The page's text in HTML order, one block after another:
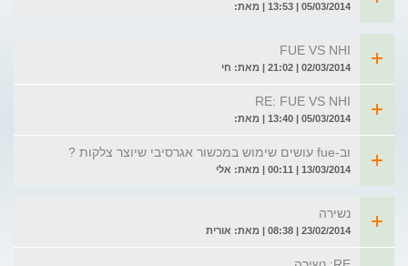
05/03/2014 | 13:53 | מאת:
FUE VS NHI
02/03/2014 | 21:02 | מאת: חי
RE: FUE VS NHI
05/03/2014 | 13:40 | מאת:
וב-fue עושים שימוש במכשור אגרסיבי שיוצר צלקות ?
13/03/2014 | 00:11 | מאת: אלי
נשירה
23/02/2014 | 08:38 | מאת: אורית